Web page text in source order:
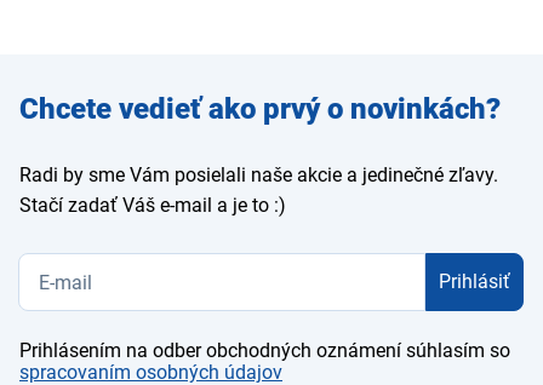
Zadajte
e-mail
Chcete vedieť ako prvý o novinkách?
Radi by sme Vám posielali naše akcie a jedinečné zľavy.
Stačí zadať Váš e-mail a je to :)
Prihlásiť
Prihlásením na odber obchodných oznámení súhlasím so
spracovaním osobných údajov